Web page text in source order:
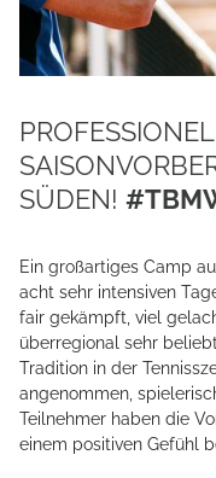
SÜDEN!
Ein großartiges Camp
acht sehr intensiven
fair gekämpft, viel
überregional sehr
Tradition in der
angenommen,
Teilnehmer haben die
einem positiven Gefühl